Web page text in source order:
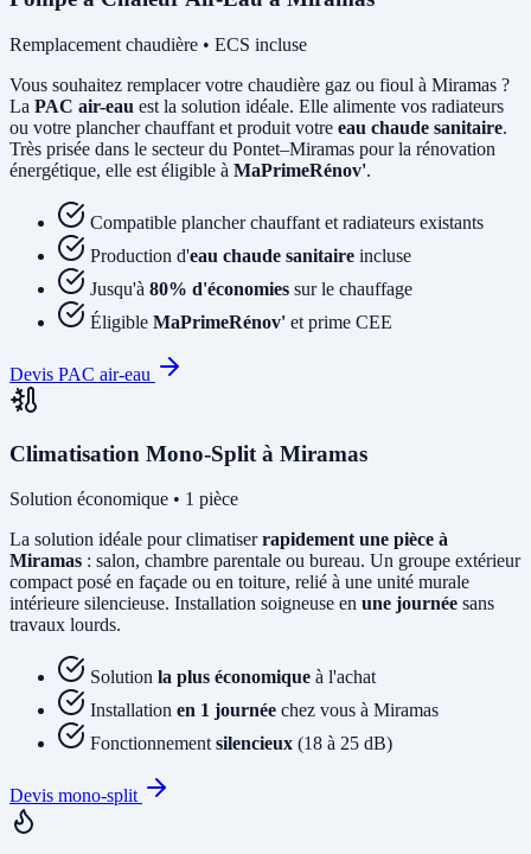
Remplacement chaudière • ECS incluse
Vous souhaitez remplacer votre chaudière gaz ou fioul à Miramas ?
La PAC air-eau est la solution idéale. Elle alimente vos radiateurs
ou votre plancher chauffant et produit votre eau chaude sanitaire.
Très prisée dans le secteur du Pontet–Miramas pour la rénovation
énergétique, elle est éligible à MaPrimeRénov'.
Compatible plancher chauffant et radiateurs existants
Production d'eau chaude sanitaire incluse
Jusqu'à 80% d'économies sur le chauffage
Éligible MaPrimeRénov' et prime CEE
Devis PAC air-eau
Climatisation Mono-Split à Miramas
Solution économique • 1 pièce
La solution idéale pour climatiserrapidement une pièce à
Miramas : salon, chambre parentale ou bureau. Un groupe extérieur
compact posé en façade ou en toiture, relié à une unité murale
intérieure silencieuse. Installation soigneuse en une journée sans
travaux lourds.
Solution la plus économique à l'achat
Installation en 1 journée chez vous à Miramas
Fonctionnement silencieux (18 à 25 dB)
Devis mono-split